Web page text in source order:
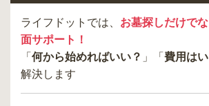
ライフドットでは、 お墓探しだけで
面サポート！
「 何から始めればいい？ 」「 費用は
解決します